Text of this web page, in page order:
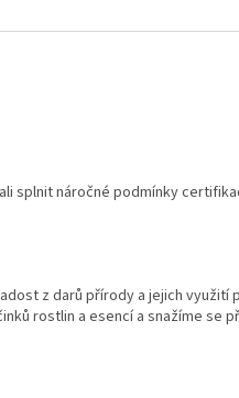
splnit náročné podmínky
z darů přírody a jejich využití
rostlin a esencí a snažíme se